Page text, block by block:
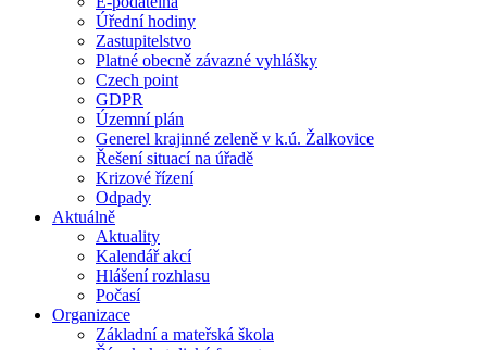
Úřední hodiny
Zastupitelstvo
Platné obecně závazné vyhlášky
Czech point
GDPR
Územní plán
Generel krajinné zeleně v k.ú. Žalkovice
Řešení situací na úřadě
Krizové řízení
Odpady
Aktuálně
Aktuality
Kalendář akcí
Hlášení rozhlasu
Počasí
Organizace
Základní a mateřská škola